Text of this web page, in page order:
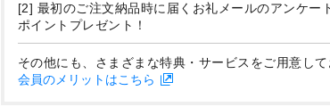
[2] 最初のご注文納品時に届くお礼メールのアンケー
ポイントプレゼント！
その他にも、さまざまな特典・サービスをご用意して
会員のメリットはこちら